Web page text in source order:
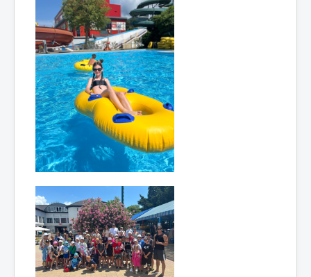
Политика обработки и защиты персональных
данных